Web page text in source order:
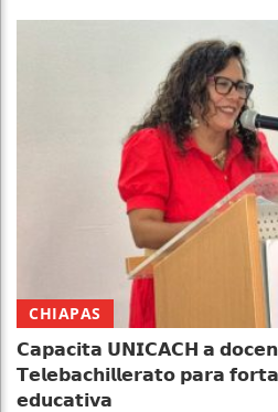
CHIAPAS
𝗖𝗮𝗽𝗮𝗰𝗶𝘁𝗮 𝗨𝗡𝗜𝗖𝗔𝗖𝗛 𝗮
𝗧𝗲𝗹𝗲𝗯𝗮𝗰𝗵𝗶𝗹𝗹𝗲𝗿𝗮𝘁𝗼 𝗽𝗮𝗿𝗮
𝗲𝗱𝘂𝗰𝗮𝘁𝗶𝘃𝗮